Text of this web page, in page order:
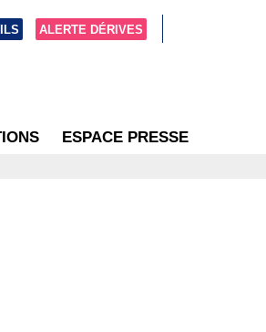
ALERTE DÉRIVES
ESPACE PRESSE